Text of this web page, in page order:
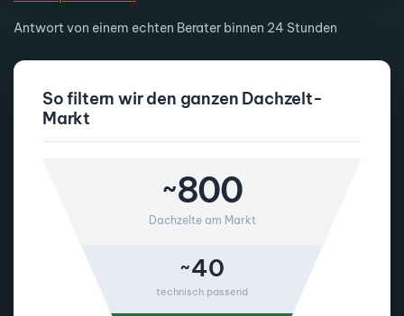
Antwort von einem echten Berater binnen 24 Stunden
So filtern wir den ganzen Dachzelt-
Markt
~800
Dachzelte am Markt
~40
technisch passend